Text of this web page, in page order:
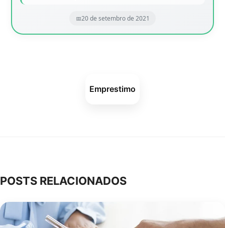
20 de setembro de 2021
Emprestimo
POSTS RELACIONADOS